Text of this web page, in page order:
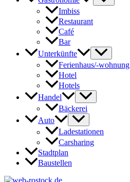
Imbiss
Restaurant
Café
Bar
Unterkünfte
Ferienhaus/-wohnung
Hotel
Hotels
Handel
Bäckerei
Auto
Ladestationen
Carsharing
Stadtplan
Baustellen